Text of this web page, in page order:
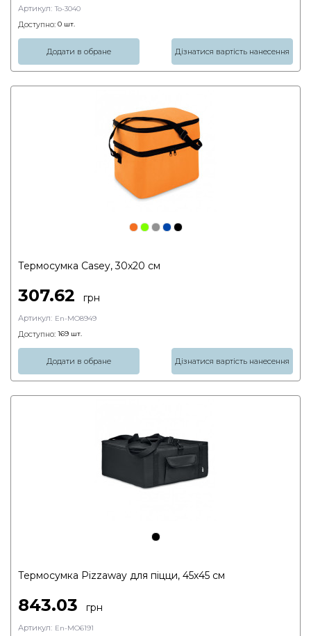
Артикул: To-3040
Доступно: 0 шт.
Додати в обране Дізнатися вартість нанесення
Термосумка Casey, 30х20 см
307.62 грн
Артикул: En-MO8949
Доступно: 169 шт.
Додати в обране Дізнатися вартість нанесення
Термосумка Pizzaway для піцци, 45х45 см
843.03 грн
Артикул: En-MO6191